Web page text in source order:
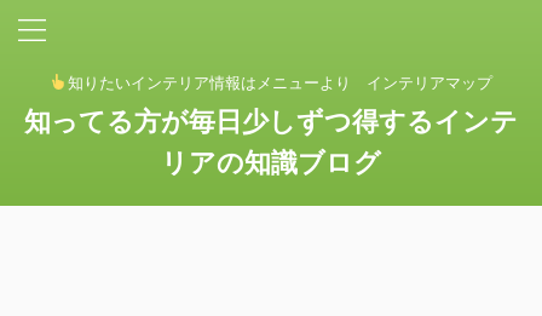
知りたいインテリア情報はメニューより インテリアマップ
知ってる方が毎日少しずつ得するインテ
リアの知識ブログ